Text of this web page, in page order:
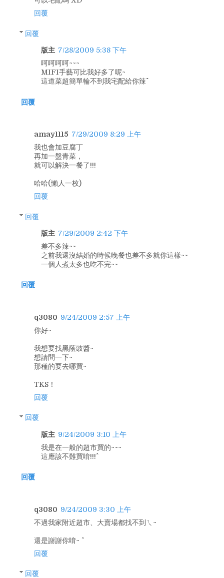
回覆
回覆
版主 7/28/2009 5:38 下午
呵呵呵呵~~~
MIFI手藝可比我好多了呢~
這道菜超簡單輪不到我宅配給你辣^^
回覆
amay1115 7/29/2009 8:29 上午
我也會加豆腐丁
再加一盤青菜，
就可以解決一餐了!!!
哈哈(懶人一枚)
回覆
回覆
版主 7/29/2009 2:42 下午
差不多辣~~
之前我還沒結婚的時候晚餐也差不多就你這樣~~
一個人煮太多也吃不完~~
回覆
q3080 9/24/2009 2:57 上午
你好~
我想要找黑蔭豉醬~
想請問一下~
那種的要去哪買~
TKS！
回覆
回覆
版主 9/24/2009 3:10 上午
我是在一般的超市買的~~~
這應該不難買唷!!!^^
回覆
q3080 9/24/2009 3:30 上午
不過我家附近超市、大賣場都找不到ㄟ~
還是謝謝你唷~ ^^
回覆
回覆